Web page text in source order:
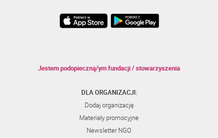
Jestem podopieczną/ym fundacji / stowarzyszenia
DLA ORGANIZACJI:
Dodaj organizację
Materiały promocyjne
Newsletter NGO